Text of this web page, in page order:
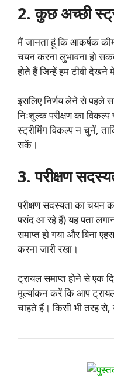
2. कुछ अच्छी
मैं जानता हूं कि आकर्षक
चयन करना लुभावना हो
होते हैं जिन्हें हम टीवी देखने
इसलिए निर्णय लेने से पहले
निःशुल्क परीक्षण का
स्ट्रीमिंग विकल्प न चुनें,
सकें।
3. परीक्षण
परीक्षण सदस्यता का
पसंद आ रहे हैं) यह पता
समाप्त हो गया और बिना
करना जारी रखा।
ट्रायल समाप्त होने से एक
मूल्यांकन करें कि आप ट्रायल
चाहते हैं। किसी भी तरह